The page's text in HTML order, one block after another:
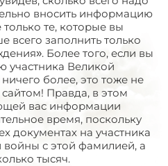
вносить информацию
те, которые вы
всего заполнить только
Более того, если вы
участника Великой
более, это тоже не
Правда, в этом
вас информации
время, поскольку
документах на участника
с этой фамилией, а
тысяч.